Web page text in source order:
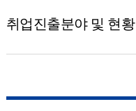
취업진출분야 및 현황